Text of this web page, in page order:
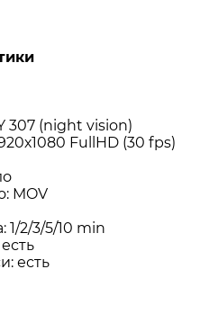
307 (night vision)
FullHD (30 fps)
MOV
1/2/3/5/10 min
есть